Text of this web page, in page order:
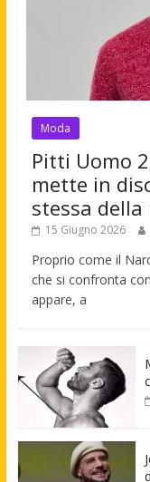
Moda
Pitti Uomo
mette in
stessa
15 Giugno 2026
Proprio come il
che si confronta
appare, a